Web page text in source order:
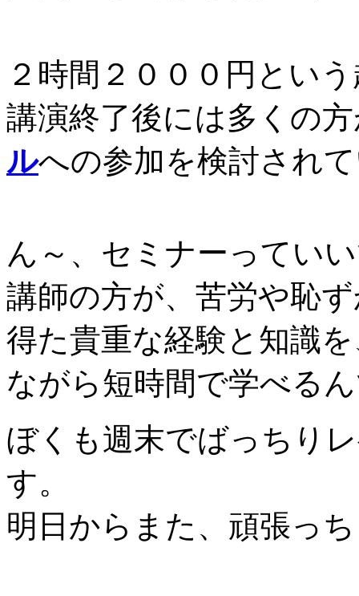
２時間２０００円とい
講演終了後には多くの
ルへの参加を検討され
ん～、セミナーってい
講師の方が、苦労や恥
得た貴重な経験と知識
ながら短時間で学べる
ぼくも週末でばっちり
す。
明日からまた、頑張っ